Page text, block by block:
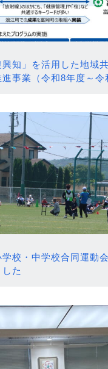
知」を活用した地域
事業（令和8年度～令
校・中学校合同運動
た